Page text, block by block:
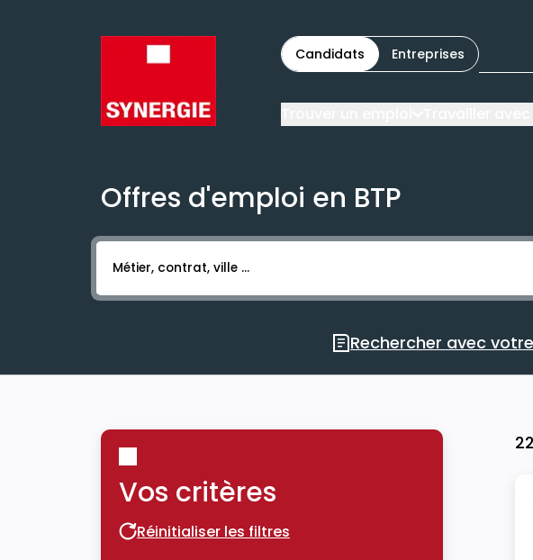
Candidats Entreprises
Offres d'emploi en BTP
Activer l’élément pour lancer l’enregistrement. Vous
Rechercher avec
Vos critères
Réinitialiser les filtres
Réinitialiser les filtres